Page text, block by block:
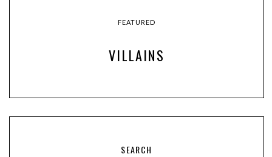
FEATURED
VILLAINS
SEARCH